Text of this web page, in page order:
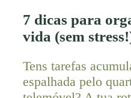
7 dicas para
vida (sem
Tens tarefas
espalhada pelo